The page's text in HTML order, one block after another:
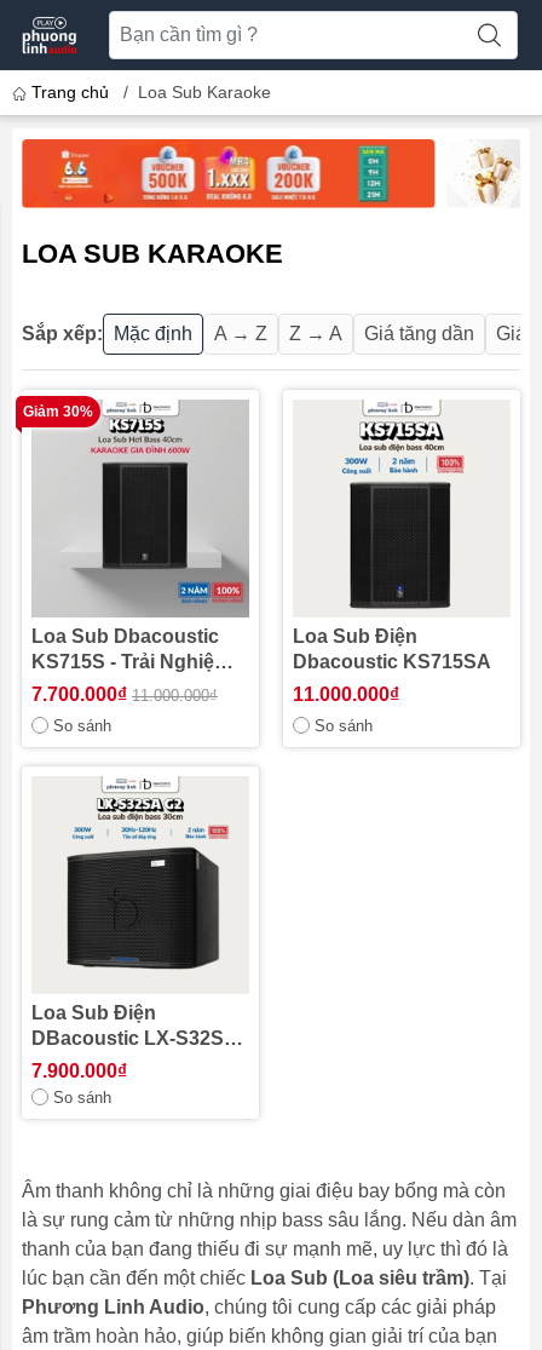
Trang chủ / Loa Sub Karaoke
LOA SUB KARAOKE
Sắp xếp: Mặc định A → Z Z → A Giá tăng dần Giá
Giảm 30%
Loa Sub Dbacoustic
KS715S - Trải Nghiệm
Âm Trầm Đỉnh Cao
7.700.000₫ 11.000.000₫
So sánh
Loa Sub Điện
Dbacoustic KS715SA
11.000.000₫
So sánh
Loa Sub Điện
DBacoustic LX-S32SA
G2
7.900.000₫
So sánh
Âm thanh không chỉ là những giai điệu bay bổng mà còn
là sự rung cảm từ những nhịp bass sâu lắng. Nếu dàn âm
thanh của bạn đang thiếu đi sự mạnh mẽ, uy lực thì đó là
lúc bạn cần đến một chiếc Loa Sub (Loa siêu trầm). Tại
Phương Linh Audio, chúng tôi cung cấp các giải pháp
âm trầm hoàn hảo, giúp biến không gian giải trí của bạn